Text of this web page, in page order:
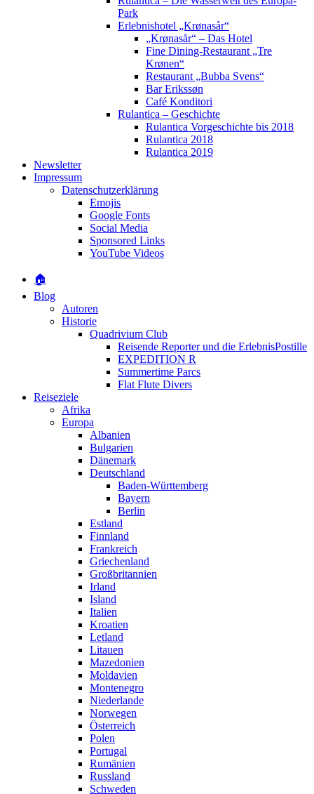
Park
Erlebnishotel „Krønasår“
„Krønasår“ – Das Hotel
Fine Dining-Restaurant „Tre
Krønen“
Restaurant „Bubba Svens“
Bar Erikssøn
Café Konditori
Rulantica – Geschichte
Rulantica Vorgeschichte bis 2018
Rulantica 2018
Rulantica 2019
Newsletter
Impressum
Datenschutzerklärung
Emojis
Google Fonts
Social Media
Sponsored Links
YouTube Videos
🏠
Blog
Autoren
Historie
Quadrivium Club
Reisende Reporter und die ErlebnisPostille
EXPEDITION R
Summertime Parcs
Flat Flute Divers
Reiseziele
Afrika
Europa
Albanien
Bulgarien
Dänemark
Deutschland
Baden-Württemberg
Bayern
Berlin
Estland
Finnland
Frankreich
Griechenland
Großbritannien
Irland
Island
Italien
Kroatien
Letland
Litauen
Mazedonien
Moldavien
Montenegro
Niederlande
Norwegen
Österreich
Polen
Portugal
Rumänien
Russland
Schweden